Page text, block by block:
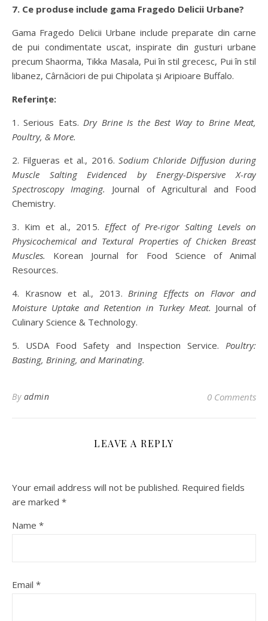
7. Ce produse include gama Fragedo Delicii Urbane?
Gama Fragedo Delicii Urbane include preparate din carne
de pui condimentate uscat, inspirate din gusturi urbane
precum Shaorma, Tikka Masala, Pui în stil grecesc, Pui în stil
libanez, Cârnăciori de pui Chipolata și Aripioare Buffalo.
Referințe:
1. Serious Eats. Dry Brine Is the Best Way to Brine Meat,
Poultry, & More.
2. Filgueras et al., 2016. Sodium Chloride Diffusion during
Muscle Salting Evidenced by Energy-Dispersive X-ray
Spectroscopy Imaging.
Journal of Agricultural and Food
Chemistry.
3. Kim et al., 2015. Effect of Pre-rigor Salting Levels on
Physicochemical and Textural Properties of Chicken Breast
Muscles. Korean Journal for Food Science of Animal
Resources.
4. Krasnow et al., 2013. Brining Effects on Flavor and
Moisture Uptake and Retention in Turkey Meat. Journal of
Culinary Science & Technology.
5. USDA Food Safety and Inspection Service. Poultry:
Basting, Brining, and Marinating.
By admin 0 Comments
LEAVE A REPLY
Your email address will not be published. Required fields
are marked *
Name *
Email *